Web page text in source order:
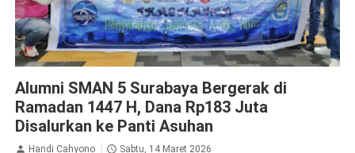
Alumni SMAN 5 Surabaya Bergerak di
Ramadan 1447 H, Dana Rp183 Juta
Disalurkan ke Panti Asuhan
Handi Cahyono Sabtu, 14 Maret 2026